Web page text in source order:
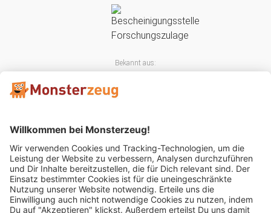
Bekannt aus:
Mitglied im: